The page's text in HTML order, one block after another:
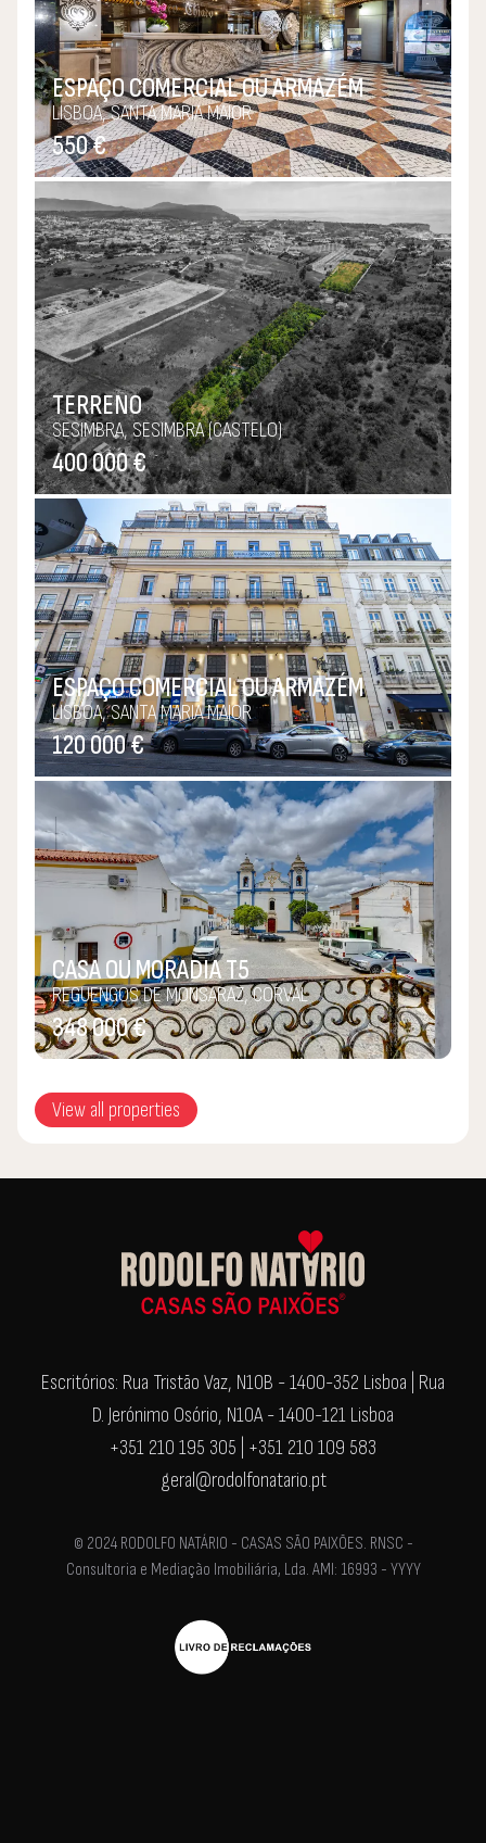
P.S.:
Confie-me a sua “paixão”, cuidarei dela como se fosse
minha!
ESPAÇO COMERCIAL OU ARMAZÉM
LISBOA, SANTA MARIA MAIOR
550 €
TERRENO
SESIMBRA, SESIMBRA (CASTELO)
400 000 €
ESPAÇO COMERCIAL OU ARMAZÉM
LISBOA, SANTA MARIA MAIOR
120 000 €
CASA OU MORADIA T5
REGUENGOS DE MONSARAZ, CORVAL
348 000 €
View all properties
Escritórios: Rua Tristão Vaz, N10B - 1400-352 Lisboa | Rua
D. Jerónimo Osório, N10A - 1400-121 Lisboa
+351 210 195 305 | +351 210 109 583
geral@rodolfonatario.pt
© 2024 RODOLFO NATÁRIO - CASAS SÃO PAIXÕES. RNSC -
Consultoria e Mediação Imobiliária, Lda. AMI: 16993 - YYYY